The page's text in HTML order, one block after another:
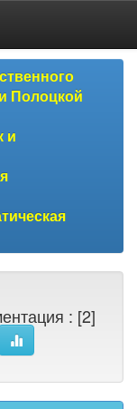
Полоцкой
и
: [2]